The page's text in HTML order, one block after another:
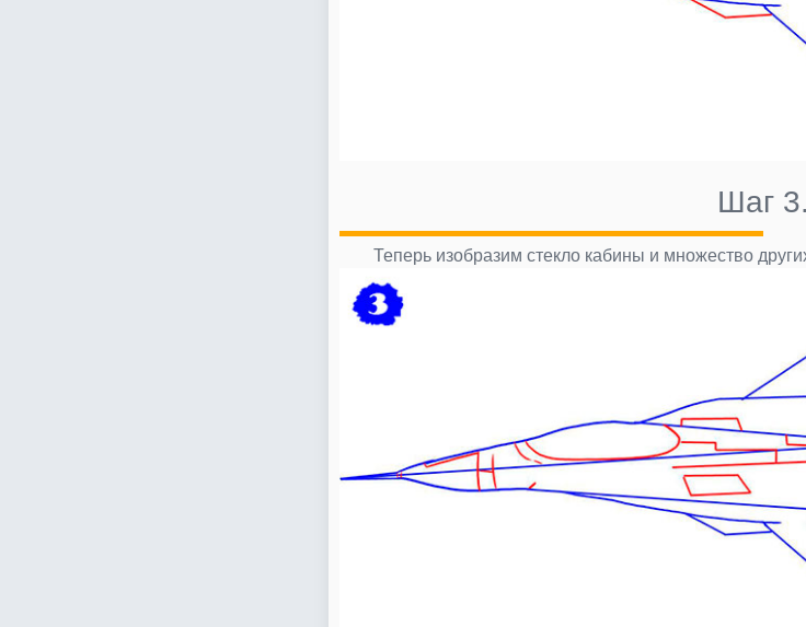
Шаг 3.
Теперь изобразим стекло кабины и множество